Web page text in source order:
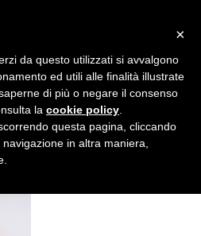
d’inverno 2018
previsto nella pagina dedicata.
disabilitare il tracciamento di
Privacy e cookie policy
×
da questo utilizzati si avvalgono
ed utili alle finalità illustrate
di più o negare il consenso
la cookie policy
questa pagina, cliccando
in altra maniera,